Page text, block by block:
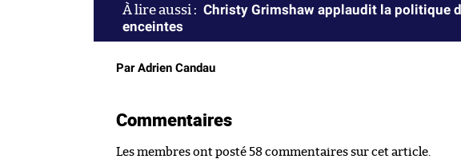
Christy Grimshaw applaudit la politique
enceintes
Par Adrien Candau
Commentaires
Les membres ont posté 58 commentaires sur cet article.